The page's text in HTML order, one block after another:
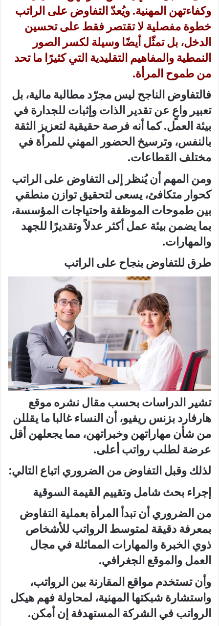
وكفاءتهن المهنية. ويُعدّ التفاوض على الراتب
خطوة مفصلية لا تقتصر فقط على تحسين
الدخل، بل تمثّل أيضًا وسيلة لكسر الصور
النمطية والمفاهيم التقليدية التي كثيرًا ما تحد
من طموح المرأة.
فالتفاوض الناجح ليس مجرّد مطالبة مالية، بل
تعبير واعٍ عن تقدير الذات وإثبات للجدارة في
بيئة العمل. كما أنه فرصة حقيقية لتعزيز الثقة
بالنفس، وترسيخ الحضور المهني للمرأة في
مختلف القطاعات.
ومن المهم أن يُنظر إلى التفاوض على الراتب
كحوار متكافئ، يسعى لتحقيق توازن منطقي
بين طموحات الموظفة واحتياجات المؤسسة،
بما يضمن بيئة عمل أكثر عدلاً وتقديرًا للجهد
والمهارات.
طرق للتفاوض بنجاح على الراتب
تشير الدراسات بحسب مقال نشره موقع
هارفارد بزنس ريفيو، أن النساء غالبا ما يقللن
من شأن مهاراتهن وخبراتهن، مما يجعلهن أقل
عرضة لطلب رواتب أعلى.
لذلك وقبل التفاوض من الضروري اتباع التالي:
إجراء بحث شامل وتقييم القيمة السوقية
من الضروري أن تبدأ المرأة بعملية التفاوض
بمعرفة دقيقة لمتوسط الرواتب للأشخاص
ذوي الخبرة والمهارات المماثلة في مجال
العمل والموقع الجغرافي.
وأن تستخدم مواقع المقارنة بين الرواتب،
واستشارة شبكتها المهنية، لمحاولة فهم هيكل
الرواتب في الشركة المستهدفة إن أمكن.